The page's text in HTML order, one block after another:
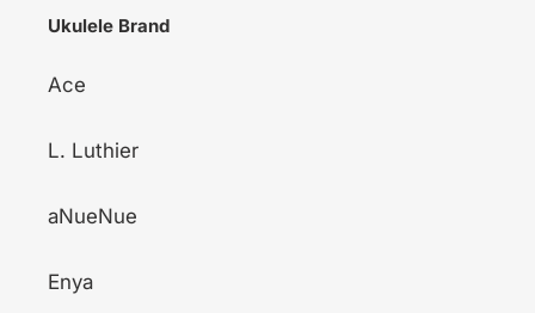
Ukulele Brand
Ace
L. Luthier
aNueNue
Enya